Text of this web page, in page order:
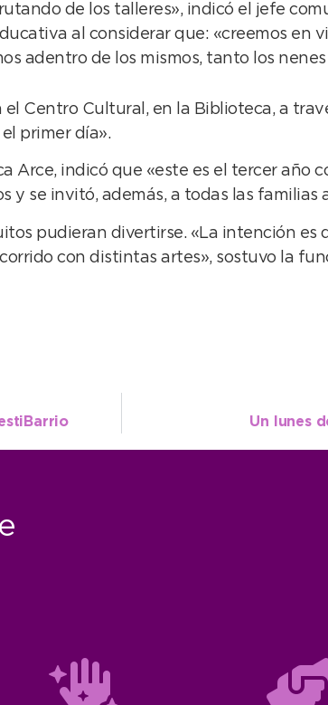
de los talleres», indicó el jefe
al considerar que: «creemos en
adentro de los mismos, tanto los nenes
Centro Cultural, en la Biblioteca, a
primer día».
Arce, indicó que «este es el tercer año
y se invitó, además, a todas las familias
pudieran divertirse. «La intención es
con distintas artes», sostuvo la
Un lunes